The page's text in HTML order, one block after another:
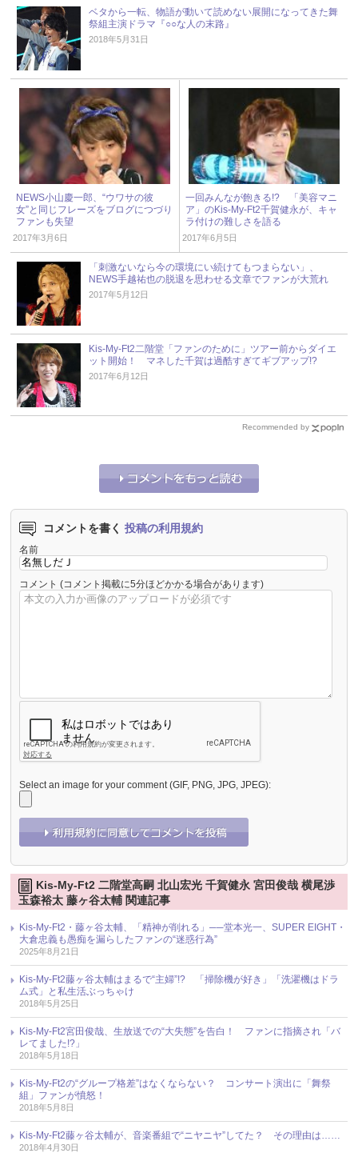
ベタから一転、物語が動いて読めない展開になってきた舞
祭組主演ドラマ『○○な人の末路』
2018年5月31日
NEWS小山慶一郎、“ウワサの彼
女”と同じフレーズをブログにつづり
ファンも失望
2017年3月6日
一回みんなが飽きる!? 「美容マニ
ア」のKis-My-Ft2千賀健永が、キャ
ラ付けの難しさを語る
2017年6月5日
「刺激ないなら今の環境にい続けてもつまらない」、
NEWS手越祐也の脱退を思わせる文章でファンが大荒れ
2017年5月12日
Kis-My-Ft2二階堂「ファンのために」ツアー前からダイエ
ット開始！ マネした千賀は過酷すぎてギブアップ!?
2017年6月12日
Recommended by
コメントを書く 投稿の利用規約
名前
コメント (コメント掲載に5分ほどかかる場合があります)
Select an image for your comment (GIF, PNG, JPG, JPEG):
Kis-My-Ft2 二階堂高嗣 北山宏光 千賀健永 宮田俊哉 横尾渉
玉森裕太 藤ヶ谷太輔 関連記事
Kis-My-Ft2・藤ヶ谷太輔、「精神が削れる」──堂本光一、SUPER EIGHT・
大倉忠義も愚痴を漏らしたファンの“迷惑行為”
2025年8月21日
Kis-My-Ft2藤ヶ谷太輔はまるで“主婦”!? 「掃除機が好き」「洗濯機はドラ
ム式」と私生活ぶっちゃけ
2018年5月25日
Kis-My-Ft2宮田俊哉、生放送での“大失態”を告白！ ファンに指摘され「バ
レてました!?」
2018年5月18日
Kis-My-Ft2の“グループ格差”はなくならない？ コンサート演出に「舞祭
組」ファンが憤怒！
2018年5月8日
Kis-My-Ft2藤ヶ谷太輔が、音楽番組で“ニヤニヤ”してた？ その理由は……
2018年4月30日